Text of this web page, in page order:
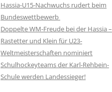
Hassia-U15-Nachwuchs rudert beim
Bundeswettbewerb
Doppelte WM-Freude bei der Hassia –
Rastetter und Klein für U23-
Weltmeisterschaften nominiert
Schulhockeyteams der Karl-Rehbein-
Schule werden Landessieger!